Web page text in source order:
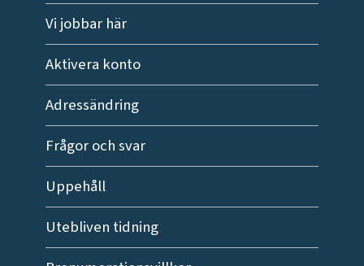
Vi jobbar här
Aktivera konto
Adressändring
Frågor och svar
Uppehåll
Utebliven tidning